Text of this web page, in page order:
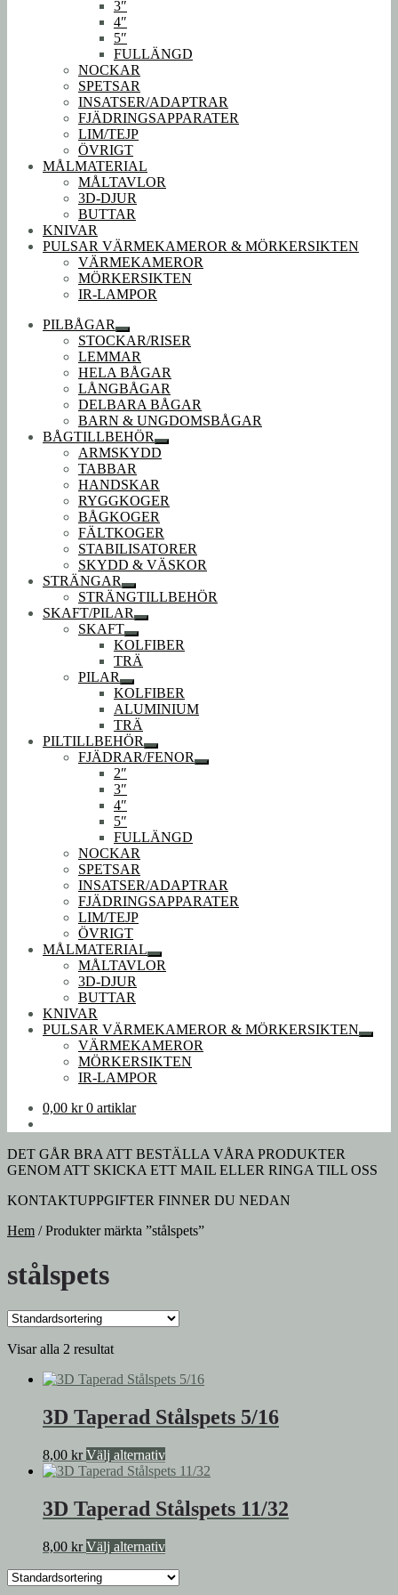
3″
4″
5″
FULLÄNGD
NOCKAR
SPETSAR
INSATSER/ADAPTRAR
FJÄDRINGSAPPARATER
LIM/TEJP
ÖVRIGT
MÅLMATERIAL
MÅLTAVLOR
3D-DJUR
BUTTAR
KNIVAR
PULSAR VÄRMEKAMEROR & MÖRKERSIKTEN
VÄRMEKAMEROR
MÖRKERSIKTEN
IR-LAMPOR
PILBÅGAR
Expandera
undermeny
STOCKAR/RISER
LEMMAR
HELA BÅGAR
LÅNGBÅGAR
DELBARA BÅGAR
BARN & UNGDOMSBÅGAR
BÅGTILLBEHÖR
Expandera
undermeny
ARMSKYDD
TABBAR
HANDSKAR
RYGGKOGER
BÅGKOGER
FÄLTKOGER
STABILISATORER
SKYDD & VÄSKOR
STRÄNGAR
Expandera
undermeny
STRÄNGTILLBEHÖR
SKAFT/PILAR
Expandera
undermeny
SKAFT
Expandera
undermeny
KOLFIBER
TRÄ
PILAR
Expandera
undermeny
KOLFIBER
ALUMINIUM
TRÄ
PILTILLBEHÖR
Expandera
undermeny
FJÄDRAR/FENOR
Expandera
2″
3″
4″
5″
FULLÄNGD
NOCKAR
SPETSAR
INSATSER/ADAPTRAR
FJÄDRINGSAPPARATER
LIM/TEJP
ÖVRIGT
MÅLMATERIAL
Expandera
undermeny
MÅLTAVLOR
3D-DJUR
BUTTAR
KNIVAR
PULSAR VÄRMEKAMEROR & MÖRKERSIKTEN
VÄRMEKAMEROR
MÖRKERSIKTEN
IR-LAMPOR
0,00 kr 0 artiklar
DET GÅR BRA ATT BESTÄLLA VÅRA PRODUKTER
GENOM ATT SKICKA ETT MAIL ELLER RINGA TILL OSS
KONTAKTUPPGIFTER FINNER DU NEDAN
Hem /Produkter märkta ”stålspets”
stålspets
Visar alla 2 resultat
3D Taperad Stålspets 5/16
8,00 kr Välj alternativDen
här
har
flera
De
olika
alternativen
3D Taperad Stålspets 11/32
8,00 kr Välj alternativDen
produkten